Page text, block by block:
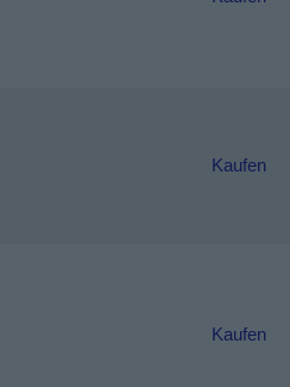
Kaufen
Kaufen